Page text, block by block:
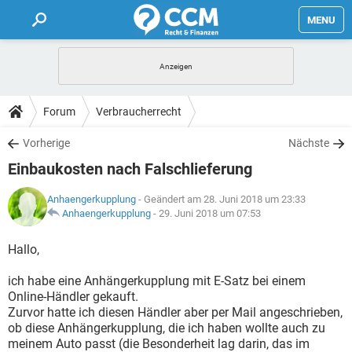
MENU
FORUM
TIPPS
Forum Verbraucherrecht
Vorherige Nächste
Einbaukosten nach Falschlieferung
Anhaengerkupplung - Geändert am 28. Juni 2018 um 23:33
Anhaengerkupplung - 29. Juni 2018 um 07:53
Hallo,
ich habe eine Anhängerkupplung mit E-Satz bei einem
Online-Händler gekauft.
Zurvor hatte ich diesen Händler aber per Mail angeschrieben,
ob diese Anhängerkupplung, die ich haben wollte auch zu
meinem Auto passt (die Besonderheit lag darin, das im